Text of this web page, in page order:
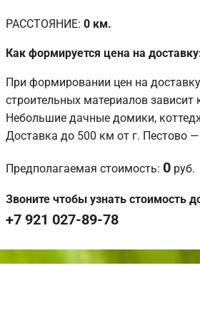
РАССТОЯНИЕ: 0 км.
Как формируется цена на
При формировании цен на
строительных материалов
Небольшие дачные домики,
Доставка до 500 км от г. Пестово
Предполагаемая стоимость: 0 руб.
Звоните чтобы узнать стоимость
+7 921 027-89-78